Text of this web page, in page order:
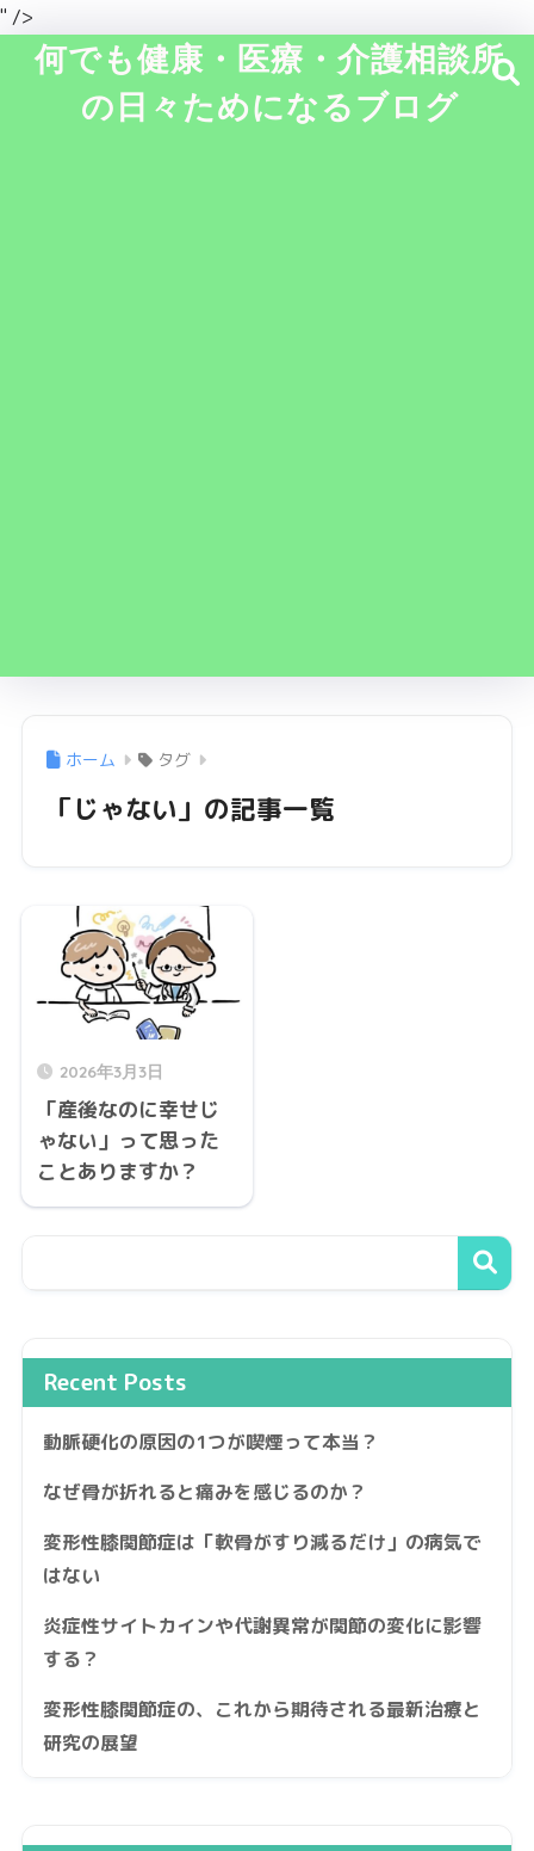
" />
何でも健康・医療・介護相談所
の日々ためになるブログ
ホーム タグ
「じゃない」の記事一覧
2026年3月3日
「産後なのに幸せじ
ゃない」って思った
ことありますか？
Recent Posts
動脈硬化の原因の1つが喫煙って本当？
なぜ骨が折れると痛みを感じるのか？
変形性膝関節症は「軟骨がすり減るだけ」の病気で
はない
炎症性サイトカインや代謝異常が関節の変化に影響
する？
変形性膝関節症の、これから期待される最新治療と
研究の展望